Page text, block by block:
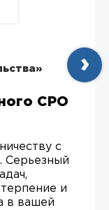
СРО
с
Серьезный
и
в вашей